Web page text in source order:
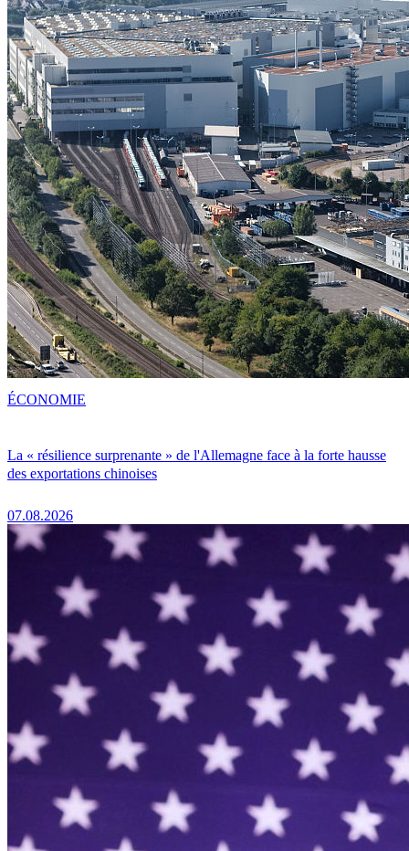
La « résilience surprenante » de l'Allemagne face à la forte hausse
des exportations chinoises
07.08.2026
ÉCONOMIE